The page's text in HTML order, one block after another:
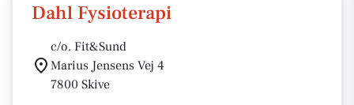
Dahl Fysioterapi
c/o. Fit&Sund
Marius Jensens Vej 4
7800 Skive